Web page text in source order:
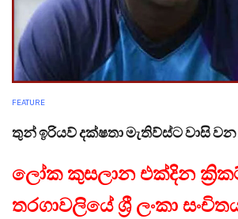
FEATURE
තුන් ඉරියව් දක්ෂතා මැතිව්ස්ට වාසි
ලෝක කුසලාන එක්දින
තරගාවලියේ ශ්‍රී ලංකා